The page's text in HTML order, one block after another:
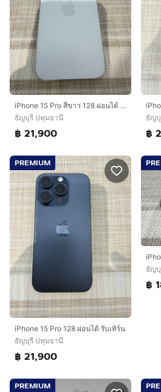
iPhone 15 Pro สีขาว 128 ผ่อนได้ รับเทิร์น
ธัญบุรี ปทุมธานี
฿ 21,900
ธัญ
฿
PREMIUM
iPhone 15 Pro 128 ผ่อนได้ รับเทิร์น
ธัญบุรี ปทุมธานี
฿ 21,900
ธัญ
฿
PREMIUM